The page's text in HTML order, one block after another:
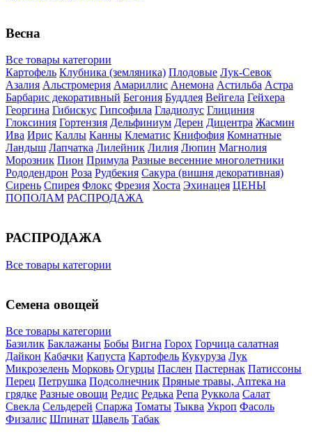
Весна
Все товары категории
Картофель Клубника (земляника) Плодовые Лук-Севок
Азалия Альстромерия Амариллис Анемона Астильба Астра
Барбарис декоративный Бегония Буддлея Вейгела Гейхера
Георгина Гибискус Гипсофила Гладиолус Глициния
Глоксиния Гортензия Дельфиниум Дерен Дицентра Жасмин
Ива Ирис Каллы Канны Клематис Книфофия Комнатные
Ландыш Лапчатка Лилейник Лилия Люпин Магнолия
Морозник Пион Примула Разные весенние многолетники
Рододендрон Роза Рудбекия Сакура (вишня декоративная)
Сирень Спирея Флокс Фрезия Хоста Эхинацея ЦЕНЫ
ПОПОЛАМ РАСПРОДАЖА
РАСПРОДАЖА
Все товары категории
Семена овощей
Все товары категории
Базилик Баклажаны Бобы Вигна Горох Горчица салатная
Дайкон Кабачки Капуста Картофель Кукуруза Лук
Микрозелень Морковь Огурцы Паслен Пастернак Патиссоны
Перец Петрушка Подсолнечник Пряные травы, Аптека на
грядке Разные овощи Редис Редька Репа Руккола Салат
Свекла Сельдерей Спаржа Томаты Тыква Укроп Фасоль
Физалис Шпинат Щавель Табак